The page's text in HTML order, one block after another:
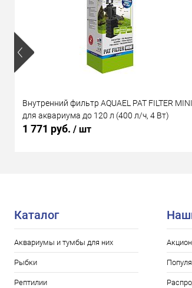
Внутренний фильтр AQUAEL PAT FILTER MINI
для аквариума до 120 л (400 л/ч, 4 Вт)
1 771 руб. / шт
Каталог
Аквариумы и тумбы для них
Рыбки
Рептилии